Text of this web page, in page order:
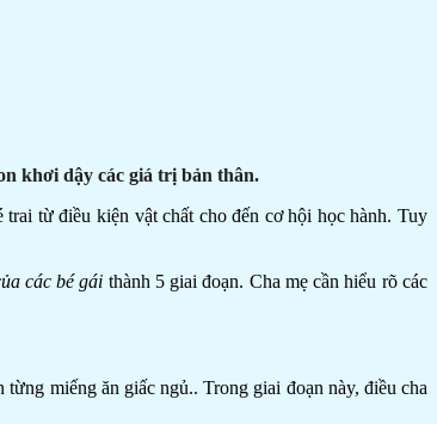
khơi dậy các giá trị bản thân.
từ điều kiện vật chất cho đến cơ hội học hành. Tuy
các bé gái thành 5 giai đoạn. Cha mẹ cần hiểu rõ các
miếng ăn giấc ngủ.. Trong giai đoạn này, điều cha